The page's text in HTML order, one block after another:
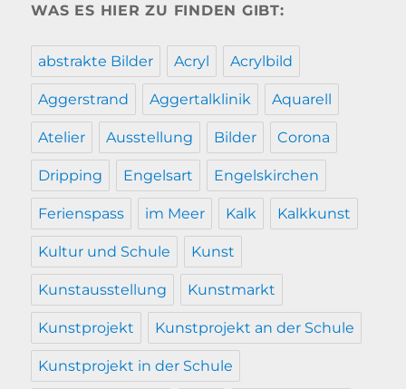
WAS ES HIER ZU FINDEN GIBT:
abstrakte Bilder Acryl Acrylbild
Aggerstrand Aggertalklinik Aquarell
Atelier Ausstellung Bilder Corona
Dripping Engelsart Engelskirchen
Ferienspass im Meer Kalk Kalkkunst
Kultur und Schule Kunst
Kunstausstellung Kunstmarkt
Kunstprojekt Kunstprojekt an der Schule
Kunstprojekt in der Schule